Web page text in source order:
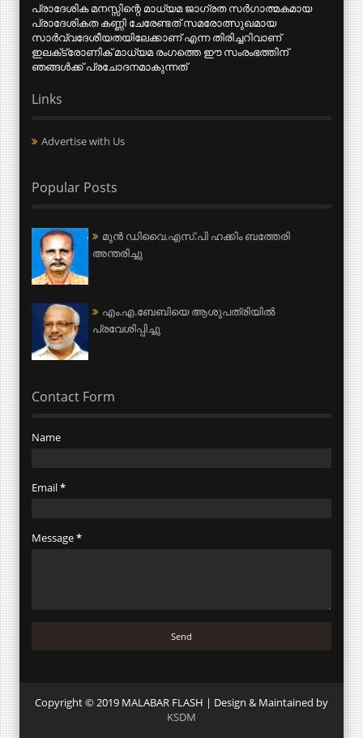
പ്രാദേശിക മനസ്സിന്റെ മാധ്യമ ജാഗ്രത സര്‍ഗാത്മകമായ
പ്രാദേശികത കണ്ണി ചേരേണ്ടത് സമരോത്സുഖമായ
സാര്‍വ്വദേശീയതയിലേക്കാണ് എന്ന തിരിച്ചറിവാണ്
ഇലക്‌ട്രോണിക് മാധ്യമ രംഗത്തെ ഈ സംരംഭത്തിന്
ഞങ്ങള്‍ക്ക് പ്രചോദനമാകുന്നത്
Links
Advertise with Us
Popular Posts
മുന്‍ ഡിവൈ.എസ്.പി ഹക്കിം ബത്തേരി
അന്തരിച്ചു
എം.എ.ബേബിയെ ആശുപത്രിയില്‍
പ്രവേശിപ്പിച്ചു
Contact Form
Name
Email*
Message*
Copyright © 2019 MALABAR FLASH | Design & Maintained by
KSDM